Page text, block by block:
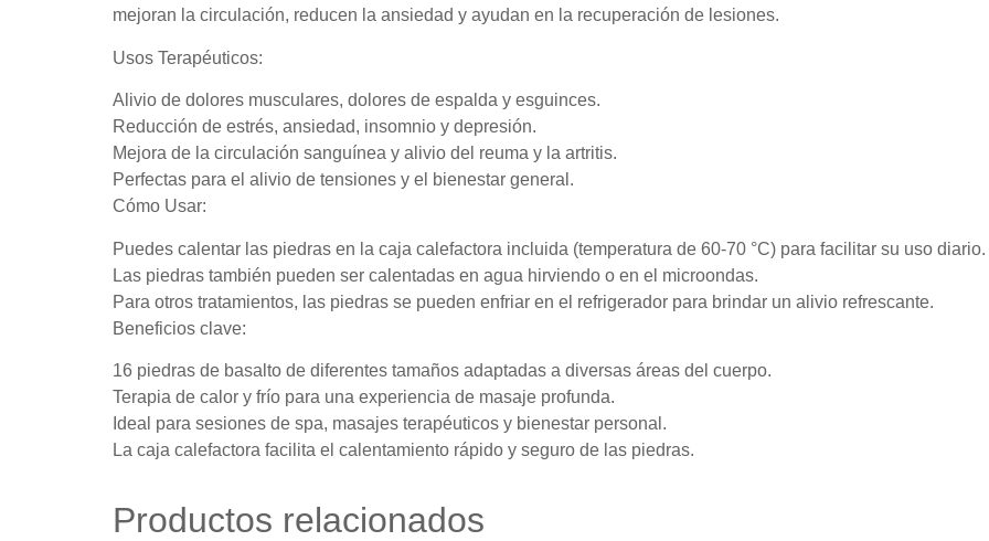
mejoran la circulación, reducen la ansiedad y ayudan en la recuperación de lesiones.
Usos Terapéuticos:
Alivio de dolores musculares, dolores de espalda y esguinces.
Reducción de estrés, ansiedad, insomnio y depresión.
Mejora de la circulación sanguínea y alivio del reuma y la artritis.
Perfectas para el alivio de tensiones y el bienestar general.
Cómo Usar:
Puedes calentar las piedras en la caja calefactora incluida (temperatura de 60-70 °C) para facilitar su uso diario.
Las piedras también pueden ser calentadas en agua hirviendo o en el microondas.
Para otros tratamientos, las piedras se pueden enfriar en el refrigerador para brindar un alivio refrescante.
Beneficios clave:
16 piedras de basalto de diferentes tamaños adaptadas a diversas áreas del cuerpo.
Terapia de calor y frío para una experiencia de masaje profunda.
Ideal para sesiones de spa, masajes terapéuticos y bienestar personal.
La caja calefactora facilita el calentamiento rápido y seguro de las piedras.
Productos relacionados